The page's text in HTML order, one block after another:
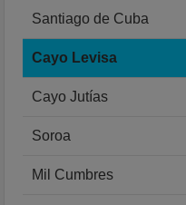
Santiago de Cuba
Cayo Levisa
Cayo Jutías
Soroa
Mil Cumbres